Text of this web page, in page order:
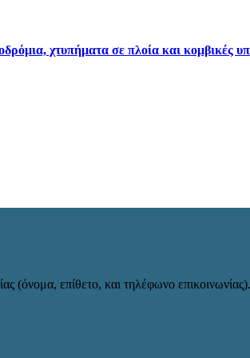
χτυπήματα σε πλοία και κομβικές
(όνομα, επίθετο, και τηλέφωνο επικοινωνίας).